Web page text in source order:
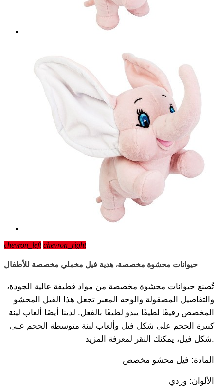
chevron_left chevron_right
حيوانات محشوة مخصصة، هدية فيل مخملي مخصصة للأطفال
تُصنع حيوانات محشوة مخصصة من مواد قطيفة عالية الجودة،
والتفاصيل المصقولة والوجه المعبر تجعل هذا الفيل المحشو
المخصص رفيقًا لطيفًا يبدو لطيفًا بالفعل. لدينا أيضًا ألعاب لينة
كبيرة الحجم على شكل فيل وألعاب لينة متوسطة الحجم على
شكل فيل، يمكنك النقر لمعرفة المزيد.
المادة: فيل محشو مخصص
الألوان: وردي